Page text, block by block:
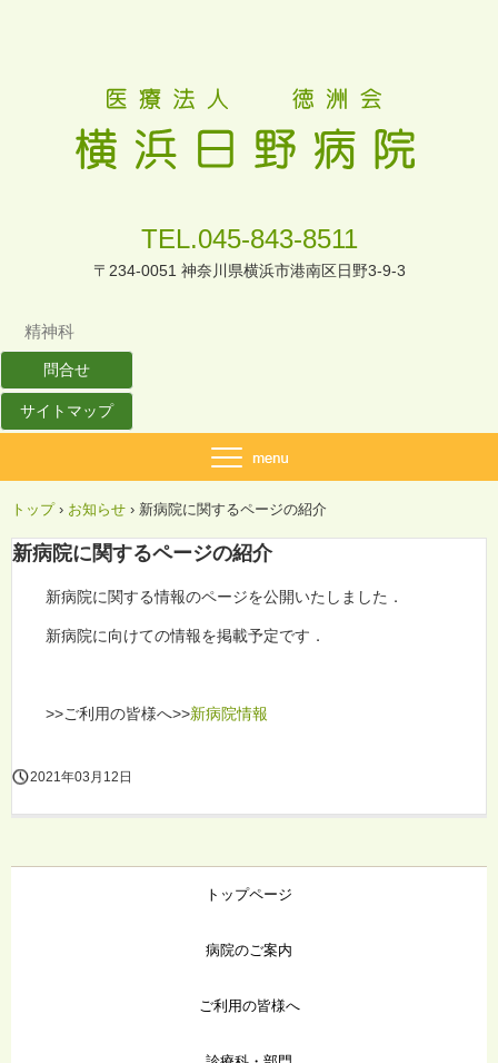
TEL.045-843-8511
〒234-0051 神奈川県横浜市港南区日野3-9-3
精神科
問合せ
サイトマップ
トップ › お知らせ › 新病院に関するページの紹介
新病院に関するページの紹介
新病院に関する情報のページを公開いたしました．
新病院に向けての情報を掲載予定です．
>>ご利用の皆様へ>>新病院情報
2021年03月12日
トップページ
病院のご案内
ご利用の皆様へ